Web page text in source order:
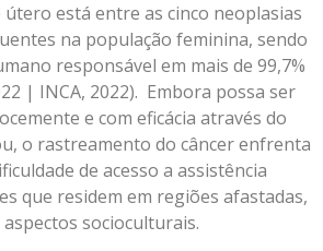
útero está entre as cinco neoplasias
na população feminina, sendo
responsável em mais de 99,7%
| INCA, 2022). Embora possa ser
e com eficácia através do
o rastreamento do câncer enfrenta
de acesso a assistência
que residem em regiões afastadas,
socioculturais.